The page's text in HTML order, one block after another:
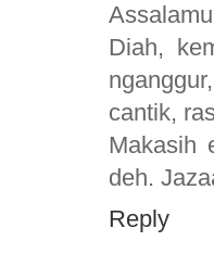
Diah,
cantik,
Makasih
deh.
Reply